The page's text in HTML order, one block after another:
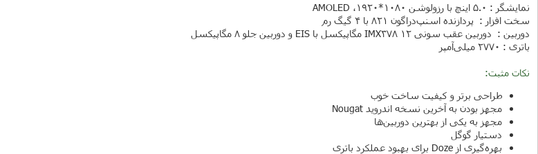
نمایشگر : 5.0 اینچ با رزولوشن 1080*1920، AMOLED
سخت افزار : پردازنده اسنپ‌دراگون 821 با 4 گیگ رم
دوربین : دوربین عقب سونی IMX378 12 مگاپیکسل با EIS و دوربین جلو 8 مگاپیکسل
باتری : 2770 میلی‌آمپر
نکات مثبت:
طراحی برتر و کیفیت ساخت خوب
مجهز بودن به آخرین نسخه اندروید Nougat
مجهز به یکی از بهترین دوربین‌ها
دستیار گوگل
بهره‌گیری از Doze برای بهبود عملکرد باتری